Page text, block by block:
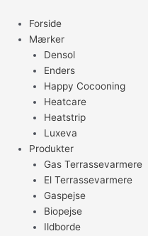
indholdet
Forside
Mærker
Densol
Enders
Happy Cocooning
Heatcare
Heatstrip
Luxeva
Produkter
Gas Terrassevarmere
El Terrassevarmere
Gaspejse
Biopejse
Ildborde